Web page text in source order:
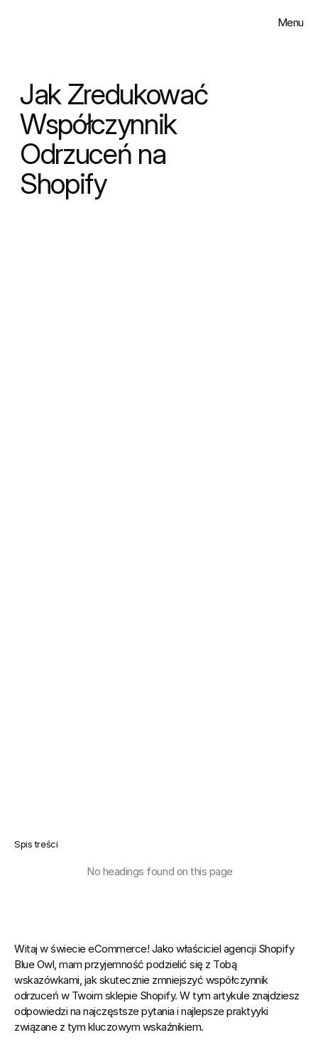
Menu
Realizacje
Insighty
O nas
Jak Zredukować
Współczynnik
Odrzuceń na
Shopify
Spis treści
No headings found on this page
Witaj w świecie eCommerce! Jako właściciel agencji Shopify
Blue Owl, mam przyjemność podzielić się z Tobą
wskazówkami, jak skutecznie zmniejszyć współczynnik
odrzuceń w Twoim sklepie Shopify. W tym artykule znajdziesz
odpowiedzi na najczęstsze pytania i najlepsze praktyyki
związane z tym kluczowym wskaźnikiem.